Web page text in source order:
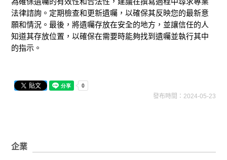
法律諮詢。定期檢查和更新遺囑，以確保其反映您的最新意
願和情況。最後，將遺囑存放在安全的地方，並讓信任的人
知道其存放位置，以確保在需要時能夠找到遺囑並執行其中
的指示。
發布時間：2024-05-23
企業